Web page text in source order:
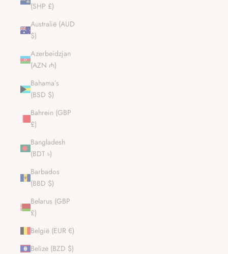
(SHP £)
Australië (AUD
$)
Azerbeidzjan
(AZN ₼)
Bahama’s
(BSD $)
Bahrein (GBP
£)
Bangladesh
(BDT ৳)
Barbados
(BBD $)
Belarus (GBP
£)
België (EUR €)
Belize (BZD $)